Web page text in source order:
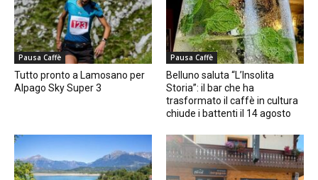
Pausa Caffè
Tutto pronto a Lamosano per
Alpago Sky Super 3
Pausa Caffè
Belluno saluta “L’Insolita
Storia”: il bar che ha
trasformato il caffè in cultura
chiude i battenti il 14 agosto